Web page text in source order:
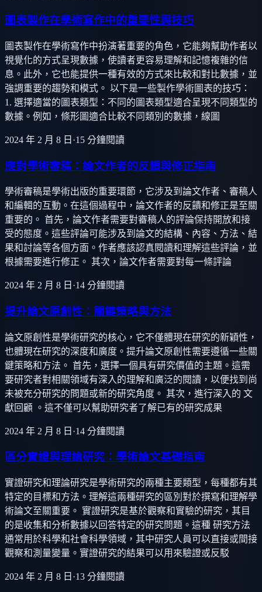
圖表製作在學術寫作中的重要性與技巧
圖表製作在學術寫作中扮演著重要的角色，它能夠幫助作者以
視覺化的方式呈現數據，使讀者更容易理解和記憶複雜的信
息。此外，它也能提供一種有效的方式來比較和對比數據，並
強調重要的趨勢和模式。 以下是一些製作學術圖表的技巧：
1. 選擇適當的圖表類型：不同的圖表類型適合呈現不同類型的
數據。例如，條形圖適合比較不同類別的數據，線圖
2024 年 2 月 8 日 ·15 分鐘閱讀
應對學術審稿：論文作者的反饋與修正指南
學術審稿是學術出版的重要環節，它涉及到論文作者、審稿人
和編輯的互動。在這個過程中，論文作者的反饋和修正是至關
重要的。 首先，論文作者需要對審稿人的評論保持開放和接
受的態度。這些評論可能涉及到論文的結構、內容、方法、結
果和討論等各個方面。作者應該認真閱讀和理解這些評論，並
根據需要進行修正。 其次，論文作者需要對每一條評論
2024 年 2 月 8 日 ·14 分鐘閱讀
提升論文原創性：關鍵策略與方法
論文原創性是學術研究的核心，它不僅體現在研究的新穎性，
也體現在研究的深度和廣度。提升論文原創性需要遵循一些關
鍵策略和方法。 首先，選擇一個具有研究價值的主題。這需
要研究者對相關領域有深入的理解和廣泛的閱讀，以便找到尚
未被充分研究的問題或新的研究角度。 其次，進行深入的 文
獻回顧 。這不僅可以幫助研究者了解已有的研究成果
2024 年 2 月 8 日 ·14 分鐘閱讀
區分實證與理論研究：學術論文基礎指南
實證研究和理論研究是學術研究的兩種主要類型，每種都有其
特定的目標和方法。理解這兩種研究的區別對於撰寫和理解學
術論文至關重要。 實證研究是基於觀察和實驗的研究，其目
的是收集和分析數據以回答特定的研究問題。這種 研究方法
通常用於科學和社會科學領域，其中研究人員可以直接或間接
觀察和測量變量。實證研究的結果可以用來驗證或反駁
2024 年 2 月 8 日 ·13 分鐘閱讀